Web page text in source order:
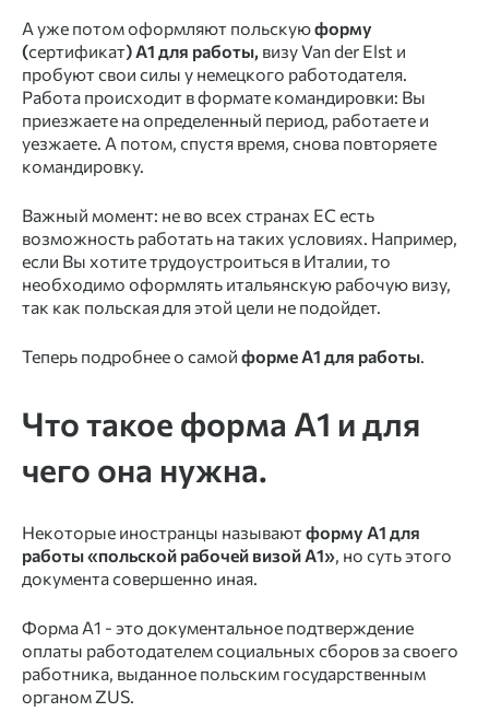
А уже потом оформляют польскуюформу
(сертификат) А1 для работы, визу Van der Elst и
пробуют свои силы у немецкого работодателя.
Работа происходит в формате командировки: Вы
приезжаете на определенный период, работаете и
уезжаете. А потом, спустя время, снова повторяете
командировку.
Важный момент: не во всех странах ЕС есть
возможность работать на таких условиях. Например,
если Вы хотите трудоустроиться в Италии, то
необходимо оформлять итальянскую рабочую визу,
так как польская для этой цели не подойдет.
Теперь подробнее о самой форме А1 для работы.
Что такое форма А1 и для
чего она нужна.
Некоторые иностранцы называютформу А1 для
работы «польской рабочей визой А1», но суть этого
документа совершенно иная.
Форма А1 - это документальное подтверждение
оплаты работодателем социальных сборов за своего
работника, выданное польским государственным
органом ZUS.